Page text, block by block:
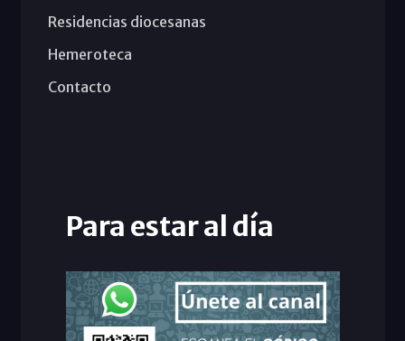
Residencias diocesanas
Hemeroteca
Contacto
Para estar al día